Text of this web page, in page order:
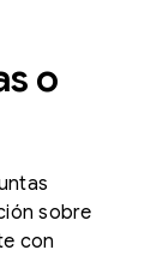
o
sobre
con